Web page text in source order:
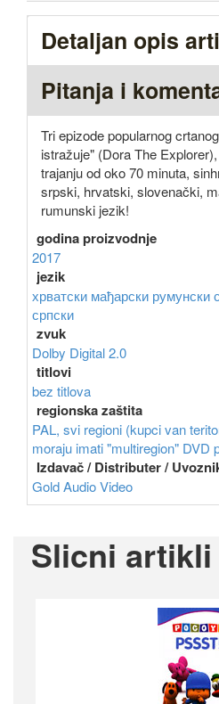
Detaljan opis
Pitanja i
Tri epizode popularnog
istražuje" (Dora The
trajanju od oko 70 minuta,
srpski, hrvatski, slovenački,
rumunski jezik!
godina proizvodnje
2017
jezik
хрватски мађарски румунски
српски
zvuk
Dolby Digital 2.0
titlovi
bez titlova
regionska zaštita
PAL, svi regioni (kupci van
moraju imati "multiregion" DVD
Izdavač / Distributer /
Gold Audio Video
Slicni artikli